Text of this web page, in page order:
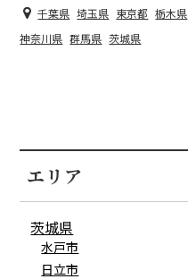
千葉県 埼玉県 東京都 栃木県
神奈川県 群馬県 茨城県
エリア
茨城県
水戸市
日立市